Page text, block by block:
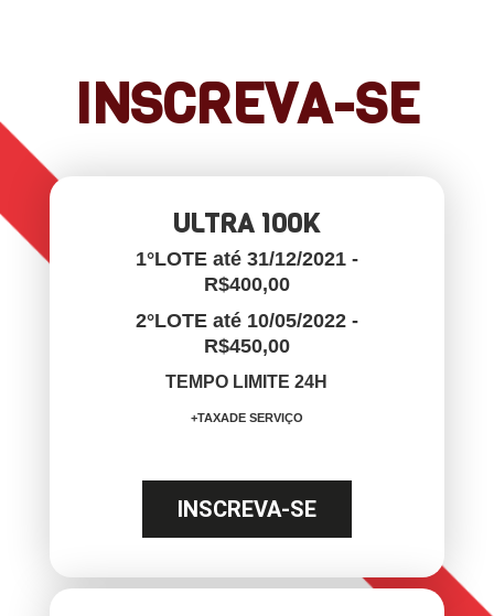
INSCREVA-SE
ULTRA 100K
1°LOTE até 31/12/2021 -
R$400,00
2°LOTE até 10/05/2022 -
R$450,00
TEMPO LIMITE 24H
+TAXADE SERVIÇO
INSCREVA-SE